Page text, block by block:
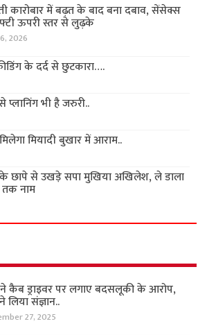
कारोबार में बढ़त के बाद बना दबाव, सेंसेक्स
ऊपरी स्तर से लुढ़के
2026
के दर्द से छुटकारा….
भी है जरुरी..
मियादी बुखार में आराम..
छापे से उखड़े सपा मुखिया अखिलेश, ले डाला
नाम
ने कैब ड्राइवर पर लगाए बदसलूकी के आरोप,
लिया संज्ञान..
27, 2025